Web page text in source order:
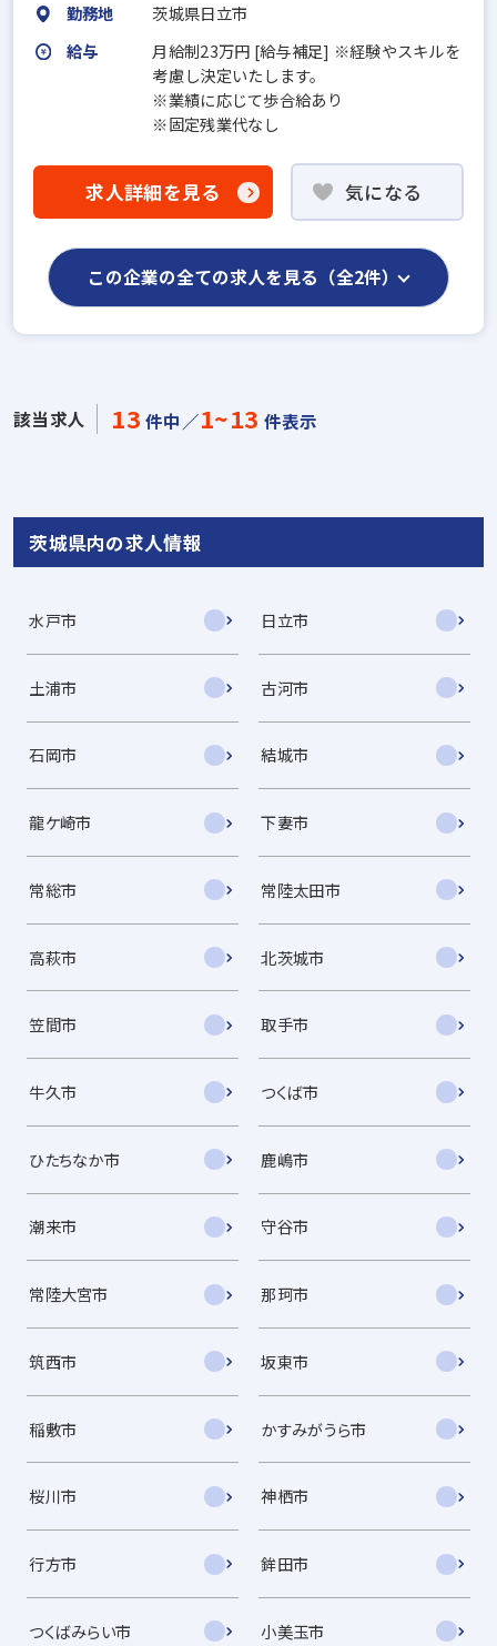
勤務地
茨城県日立市
給与
月給制23万円 [給与補足] ※経験やスキルを
考慮し決定いたします。
※業績に応じて歩合給あり
※固定残業代なし
求人詳細を見る 気になる
この企業の全ての求人を見る（全2件）
該当求人 13 件中／1~13 件表示
茨城県内の求人情報
水戸市 日立市
土浦市 古河市
石岡市 結城市
龍ケ崎市 下妻市
常総市 常陸太田市
高萩市 北茨城市
笠間市 取手市
牛久市 つくば市
ひたちなか市 鹿嶋市
潮来市 守谷市
常陸大宮市 那珂市
筑西市 坂東市
稲敷市 かすみがうら市
桜川市 神栖市
行方市 鉾田市
つくばみらい市 小美玉市